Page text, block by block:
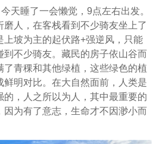
天睡了一会懒觉，9点左右出发。
人，在客栈看到不少骑友坐上了
上坡为主的起伏路+强逆风，只能
不少骑友。藏民的房子依山谷而
青稞和其他绿植，这些绿色的植
明对比。在大自然面前，人类是
，人之所以为人，其中最重要的
为有了意志，生命才不因渺小而